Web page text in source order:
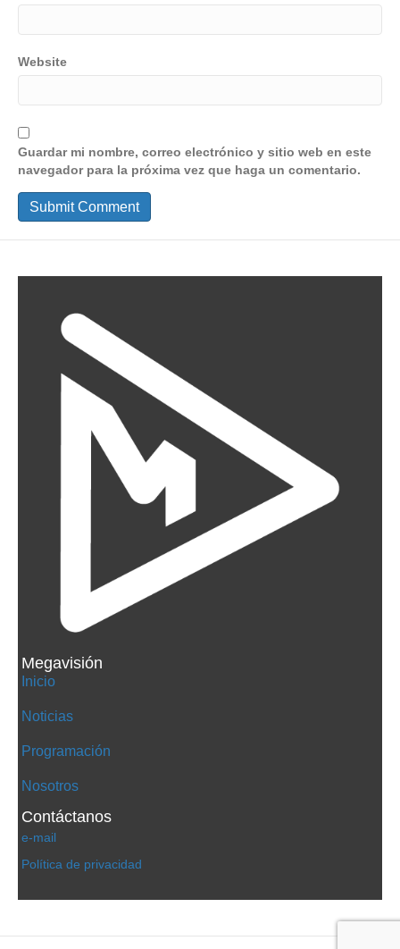
Website
Guardar mi nombre, correo electrónico y sitio web en este
navegador para la próxima vez que haga un comentario.
Megavisión
Inicio
Noticias
Programación
Nosotros
Contáctanos
e-mail
Política de privacidad